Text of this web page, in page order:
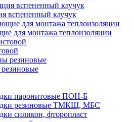
вспененный каучук
для монтажа теплоизоляции
паронитовые ПОН-Б
резиновые ТМКЩ, МБС
силикон, фторопласт